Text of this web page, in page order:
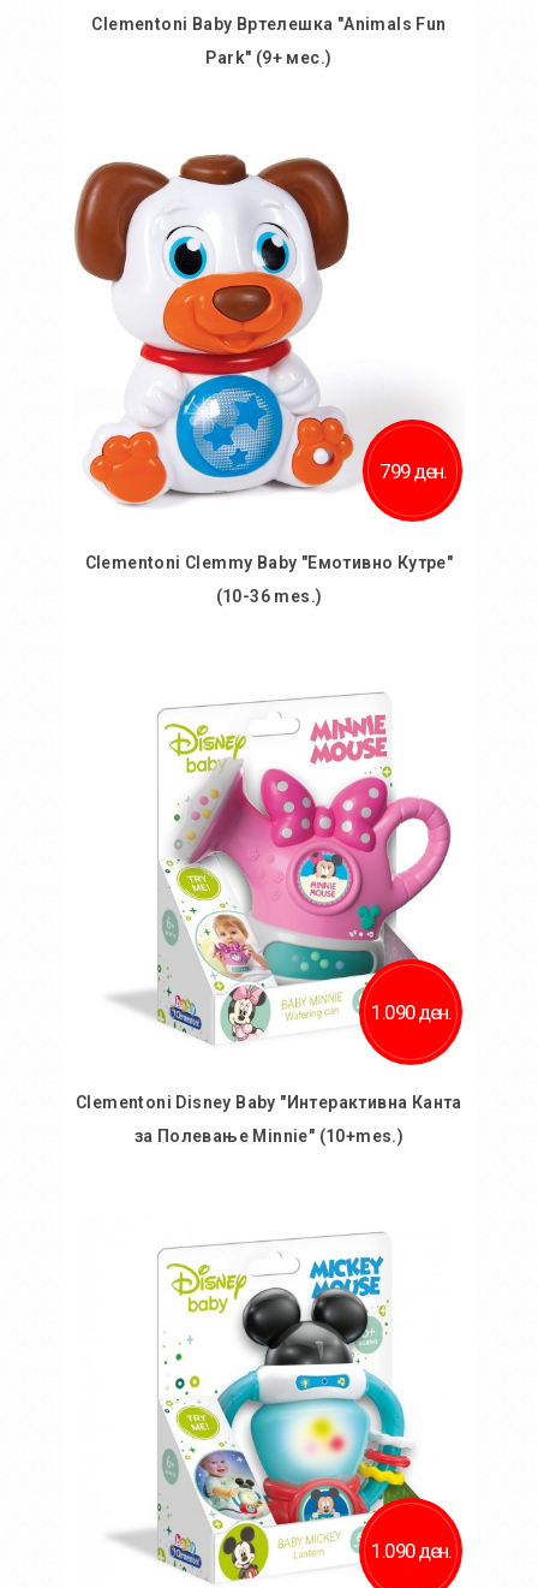
Clementoni Baby Вртелешка "Animals Fun
Park" (9+ мес.)
Додај во желби
Додај за споредба
799 ден.
Clementoni Clemmy Baby "Емотивно Кутре"
(10-36 mes.)
Додај во желби
Додај за споредба
1.090 ден.
Clementoni Disney Baby "Интерактивна Канта
за Полевање Minnie" (10+mes.)
Додај во желби
Додај за споредба
1.090 ден.